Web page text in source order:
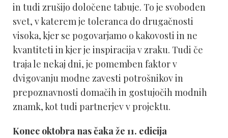
in tudi zrušijo določene tabuje. To je svoboden
svet, v katerem je toleranca do drugačnosti
visoka, kjer se pogovarjamo o kakovosti in ne
kvantiteti in kjer je inspiracija v zraku. Tudi če
traja le nekaj dni, je pomemben faktor v
dvigovanju modne zavesti potrošnikov in
prepoznavnosti domačih in gostujočih modnih
znamk, kot tudi partnerjev v projektu.
Konec oktobra nas čaka že 11. edicija